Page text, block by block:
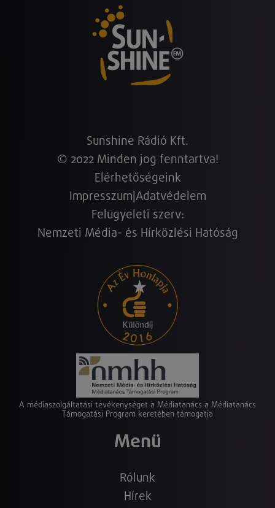
Sunshine Rádió Kft.
© 2022 Minden jog fenntartva!
Elérhetőségeink
Impresszum Adatvédelem
Felügyeleti szerv:
Nemzeti Média- és Hírközlési Hatóság
A médiaszolgáltatási tevékenységet a Médiatanács a Médiatanács
Támogatási Program keretében támogatja
Menü
Rólunk
Hírek